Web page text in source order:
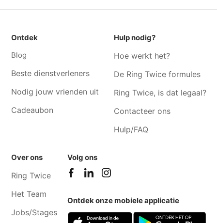
kwintens-lennik
Tuinonderhoud Wemmel
Tuinonderhoud Laken
Tuinonderhoud Ruisbroek
Tuinonderhoud Brussel
Tuinonderhoud Roosdaal
Tuinonderhoud Liedekerke
Tuinonderhoud Sint-joost-
ten-node
Ontdek
Blog
Beste dienstverleners
Nodig jouw vrienden uit
Cadeaubon
Hulp nodig?
Hoe werkt het?
De Ring Twice formules
Ring Twice, is dat legaal?
Contacteer ons
Hulp/FAQ
Over ons
Ring Twice
Het Team
Jobs/Stages
Volg ons
Ontdek onze mobiele applicatie